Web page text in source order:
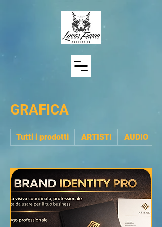
GRAFICA
Tutti i prodotti ARTISTI AUDIO